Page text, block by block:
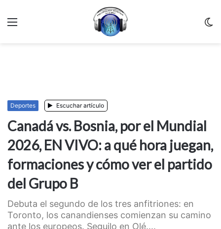
Deportes Escuchar artículo
Canadá vs. Bosnia, por el Mundial
2026, EN VIVO: a qué hora juegan,
formaciones y cómo ver el partido
del Grupo B
Debuta el segundo de los tres anfitriones: en
Toronto, los canandienses comienzan su camino
ante los europeos. Seguilo en Olé....